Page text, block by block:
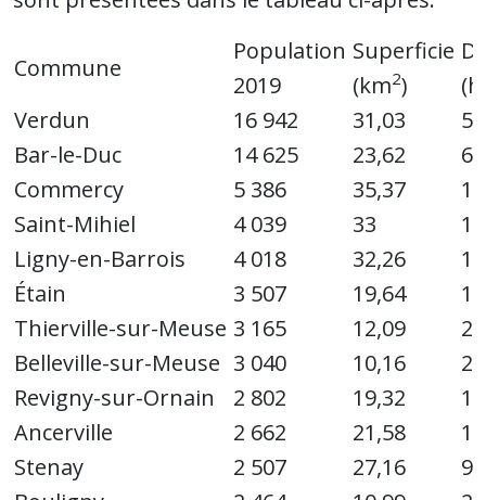
Commune
Population Superficie
2019
(km2)
Verdun
16 942 31,03
Bar-le-Duc
14 625 23,62
Commercy
5 386 35,37
Saint-Mihiel
4 039 33
Ligny-en-Barrois
4 018 32,26
Étain
3 507 19,64
Thierville-sur-Meuse 3 165 12,09
Belleville-sur-Meuse 3 040 10,16
Revigny-sur-Ornain
2 802 19,32
Ancerville
2 662 21,58
Stenay
2 507 27,16